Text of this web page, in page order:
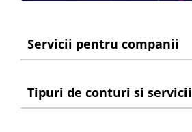
Servicii pentru companii
Tipuri de conturi si servicii